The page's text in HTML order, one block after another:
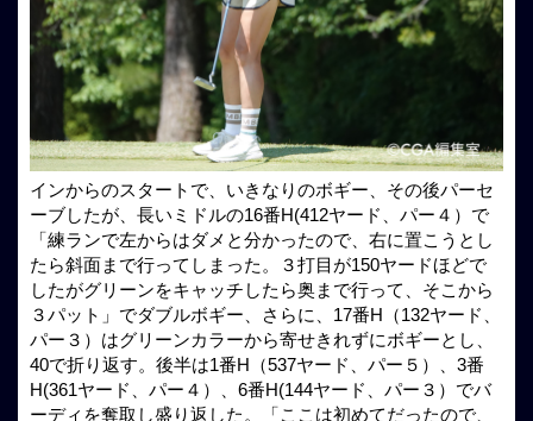
インからのスタートで、いきなりのボギー、その後パーセ
ーブしたが、長いミドルの16番H(412ヤード、パー４）で
「練ランで左からはダメと分かったので、右に置こうとし
たら斜面まで行ってしまった。３打目が150ヤードほどで
したがグリーンをキャッチしたら奥まで行って、そこから
３パット」でダブルボギー、さらに、17番H（132ヤード、
パー３）はグリーンカラーから寄せきれずにボギーとし、
40で折り返す。後半は1番H（537ヤード、パー５）、3番
H(361ヤード、パー４）、6番H(144ヤード、パー３）でバ
ーディを奪取し盛り返した。「ここは初めてだったので、